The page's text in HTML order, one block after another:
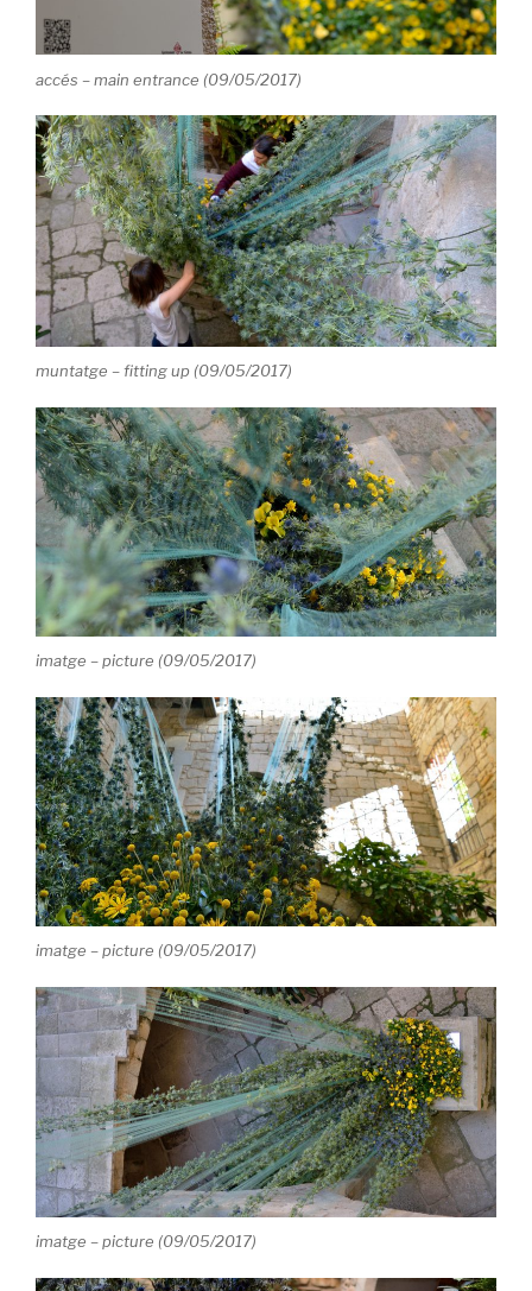
accés – main entrance (09/05/2017)
muntatge – fitting up (09/05/2017)
imatge – picture (09/05/2017)
imatge – picture (09/05/2017)
imatge – picture (09/05/2017)